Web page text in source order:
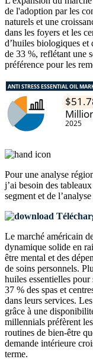
de l'adoption par les
naturels et une
dans les foyers et les
d’huiles biologiques et
de 33 %, reflétant une
préférence pour les
Pour une analyse
j’ai besoin des
segment et de
Le marché américain
dynamique solide en
être mental et des
de soins personnels.
huiles essentielles pour
37 % des spas et
dans leurs services.
grâce à une
millennials préfèrent
routines de bien-être
demande intérieure
terme.